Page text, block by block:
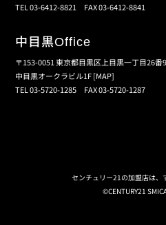
TEL 03-6412-8821 FAX 03-6412-8841
中目黒Office
〒153-0051 東京都目黒区上目黒一丁目26番
中目黒オークラビル1F[MAP]
TEL 03-5720-1285 FAX 03-5720-1287
センチュリー21の加盟店は、
©CENTURY21